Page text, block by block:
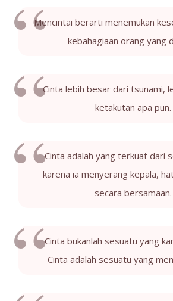
Mencintai berarti menemukan
kebahagiaan orang yang
Cinta lebih besar dari tsunami,
ketakutan apa pun.
Cinta adalah yang terkuat dari
karena ia menyerang kepala,
secara bersamaan.
Cinta bukanlah sesuatu yang
Cinta adalah sesuatu yang